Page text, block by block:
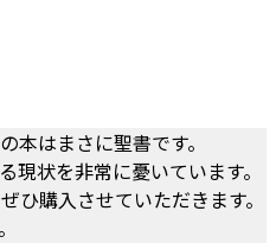
本はまさに聖書です。
現状を非常に憂いています。
ひ購入させていただきます。